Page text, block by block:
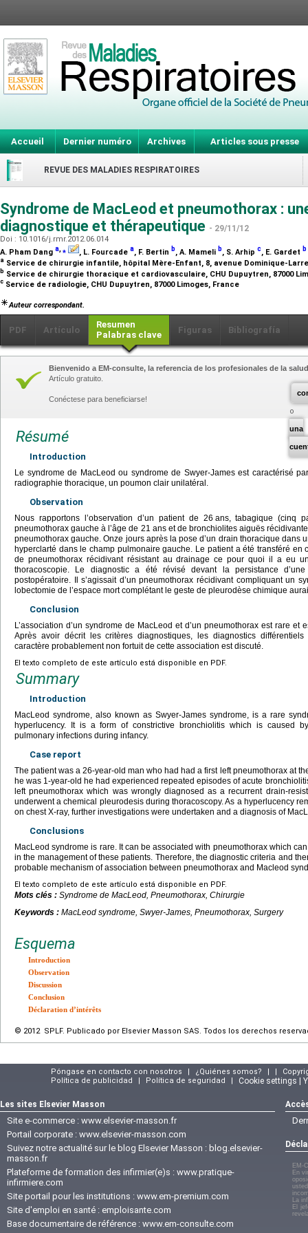
Accueil Dernier numéro Archives Articles sous presse
REVUE DES MALADIES RESPIRATOIRES
Syndrome de MacLeod et pneumothorax :
diagnostique et thérapeutique - 29/11/12
Doi : 10.1016/j.rmr.2012.06.014
A. Pham Dang a,⁎ , L. Fourcade a, F. Bertin b, A. Mameli b, S. Arhip c, E. Gardet b
a Service de chirurgie infantile, hôpital Mère-Enfant, 8, avenue Dominique-
b Service de chirurgie thoracique et cardiovasculaire, CHU Dupuytren, 87000
c Service de radiologie, CHU Dupuytren, 87000 Limoges, France
Auteur correspondant.
PDF Artículo
Resumen
Palabras clave
Figuras Bibliografía
una
Bienvenido a EM-consulte, la referencia de los profesionales de la
Artículo gratuito.
Conéctese para beneficiarse!
Résumé
Introduction
Le syndrome de MacLeod ou syndrome de Swyer-James est caractérisé
radiographie thoracique, un poumon clair unilatéral.
Observation
Nous rapportons l’observation d’un patient de 26 ans, tabagique (cinq
pneumothorax gauche à l’âge de 21 ans et de bronchiolites aiguës
pneumothorax gauche. Onze jours après la pose d’un drain thoracique dans
hyperclarté dans le champ pulmonaire gauche. Le patient a été transféré en
de pneumothorax récidivant résistant au drainage ce pour quoi il a eu
thoracoscopie. Le diagnostic a été révisé devant la persistance
postopératoire. Il s’agissait d’un pneumothorax récidivant compliquant un
lobectomie de l’espace mort complétant le geste de pleurodèse chimique
Conclusion
L’association d’un syndrome de MacLeod et d’un pneumothorax est rare et
Après avoir décrit les critères diagnostiques, les diagnostics
caractère probablement non fortuit de cette association est discuté.
El texto completo de este artículo está disponible en PDF.
Summary
Introduction
MacLeod syndrome, also known as Swyer-James syndrome, is a rare
hyperlucency. It is a form of constrictive bronchiolitis which is caused
pulmonary infections during infancy.
Case report
The patient was a 26-year-old man who had had a first left pneumothorax at
he was 1-year-old he had experienced repeated episodes of acute
left pneumothorax which was wrongly diagnosed as a recurrent drain-
underwent a chemical pleurodesis during thoracoscopy. As a hyperlucency
on chest X-ray, further investigations were undertaken and a diagnosis of
Conclusions
MacLeod syndrome is rare. It can be associated with pneumothorax which
in the management of these patients. Therefore, the diagnostic criteria and
probable mechanism of association between pneumothorax and Macleod
El texto completo de este artículo está disponible en PDF.
Mots clés : Syndrome de MacLeod, Pneumothorax, Chirurgie
Keywords : MacLeod syndrome, Swyer-James, Pneumothorax, Surgery
Esquema
Introduction
Observation
Discussion
Conclusion
Déclaration d’intérêts
© 2012 SPLF. Publicado por Elsevier Masson SAS. Todos los derechos
Póngase en contacto con nosotros | ¿Quiénes somos? | |
Política de publicidad
| Política de seguridad | Cookie settings |
Les sites Elsevier Masson
Site e-commerce : www.elsevier-masson.fr
Portail corporate : www.elsevier-masson.com
Suivez notre actualité sur le blog Elsevier Masson : blog.elsevier-
masson.fr
Plateforme de formation des infirmier(e)s : www.pratique-
infirmiere.com
Site portail pour les institutions : www.em-premium.com
Site d'emploi en santé : emploisante.com
Base documentaire de référence : www.em-consulte.com
EM-
En
La
El